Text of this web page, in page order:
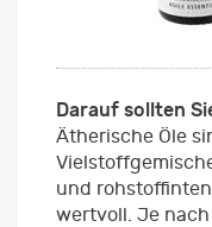
Darauf sollten
Ätherische Öle
und
wertvoll. Je